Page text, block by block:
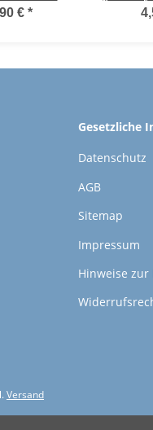
Outdoor,
€ *
Gesetzliche
Datenschutz
AGB
Sitemap
Impressum
Hinweise
Versand